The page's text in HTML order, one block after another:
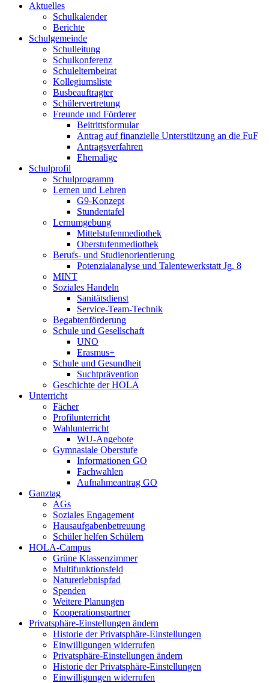
Aktuelles
Schulkalender
Berichte
Schulgemeinde
Schulleitung
Schulkonferenz
Schulelternbeirat
Kollegiumsliste
Busbeauftragter
Schülervertretung
Freunde und Förderer
Beitrittsformular
Antrag auf finanzielle Unterstützung an die FuF
Antragsverfahren
Ehemalige
Schulprofil
Schulprogramm
Lernen und Lehren
G9-Konzept
Stundentafel
Lernumgebung
Mittelstufenmediothek
Oberstufenmediothek
Berufs- und Studienorientierung
Potenzialanalyse und Talentewerkstatt Jg. 8
MINT
Soziales Handeln
Sanitätsdienst
Service-Team-Technik
Begabtenförderung
Schule und Gesellschaft
UNO
Erasmus+
Schule und Gesundheit
Suchtprävention
Geschichte der HOLA
Unterricht
Fächer
Profilunterricht
Wahlunterricht
WU-Angebote
Gymnasiale Oberstufe
Informationen GO
Fachwahlen
Aufnahmeantrag GO
Ganztag
AGs
Soziales Engagement
Hausaufgabenbetreuung
Schüler helfen Schülern
HOLA-Campus
Grüne Klassenzimmer
Multifunktionsfeld
Naturerlebnispfad
Spenden
Weitere Planungen
Kooperationspartner
Privatsphäre-Einstellungen ändern
Historie der Privatsphäre-Einstellungen
Einwilligungen widerrufen
Privatsphäre-Einstellungen ändern
Historie der Privatsphäre-Einstellungen
Einwilligungen widerrufen